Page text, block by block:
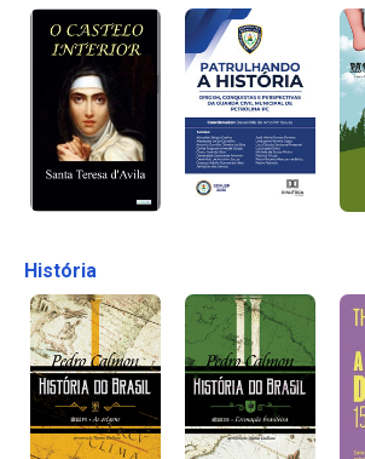
História